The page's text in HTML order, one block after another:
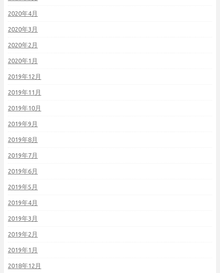
2020年4月
2020年3月
2020年2月
2020年1月
2019年12月
2019年11月
2019年10月
2019年9月
2019年8月
2019年7月
2019年6月
2019年5月
2019年4月
2019年3月
2019年2月
2019年1月
2018年12月